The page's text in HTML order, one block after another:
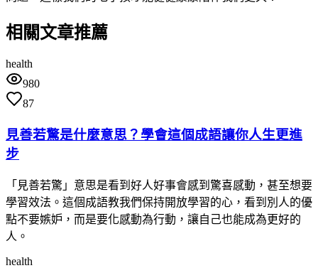
相關文章推薦
health
980
87
見善若驚是什麼意思？學會這個成語讓你人生更進
步
「見善若驚」意思是看到好人好事會感到驚喜感動，甚至想要
學習效法。這個成語教我們保持開放學習的心，看到別人的優
點不要嫉妒，而是要化感動為行動，讓自己也能成為更好的
人。
health